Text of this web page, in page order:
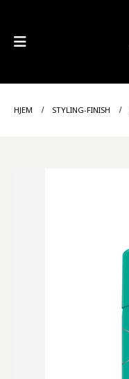
HJEM STYLING-FINISH